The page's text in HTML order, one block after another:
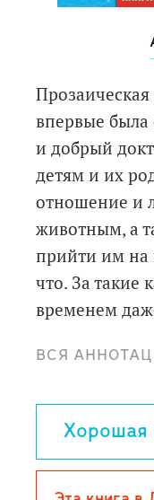
впервые была
и добрый
детям и их
отношение и
животным, а
прийти им на
что. За такие
временем
Корней
издаваемых
сказки
"Айболит",
ВСЯ
Хорошая